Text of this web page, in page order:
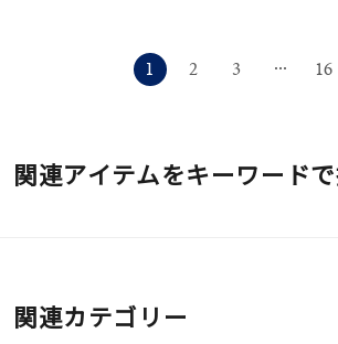
1 2 3 ⋯ 16
関連アイテムをキーワード
関連カテゴリー